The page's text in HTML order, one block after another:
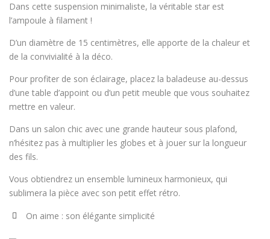
Dans cette suspension minimaliste, la véritable star est
l’ampoule à filament !
D’un diamètre de 15 centimètres, elle apporte de la chaleur et
de la convivialité à la déco.
Pour profiter de son éclairage, placez la baladeuse au-dessus
d’une table d’appoint ou d’un petit meuble que vous souhaitez
mettre en valeur.
Dans un salon chic avec une grande hauteur sous plafond,
n’hésitez pas à multiplier les globes et à jouer sur la longueur
des fils.
Vous obtiendrez un ensemble lumineux harmonieux, qui
sublimera la pièce avec son petit effet rétro.
On aime : son élégante simplicité